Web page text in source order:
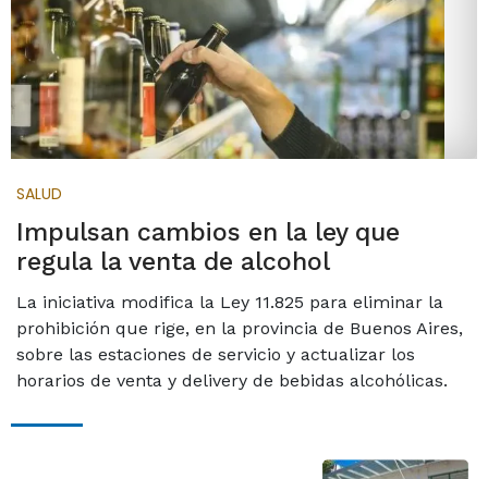
SALUD
Impulsan cambios en la ley que
regula la venta de alcohol
La iniciativa modifica la Ley 11.825 para eliminar la
prohibición que rige, en la provincia de Buenos Aires,
sobre las estaciones de servicio y actualizar los
horarios de venta y delivery de bebidas alcohólicas.